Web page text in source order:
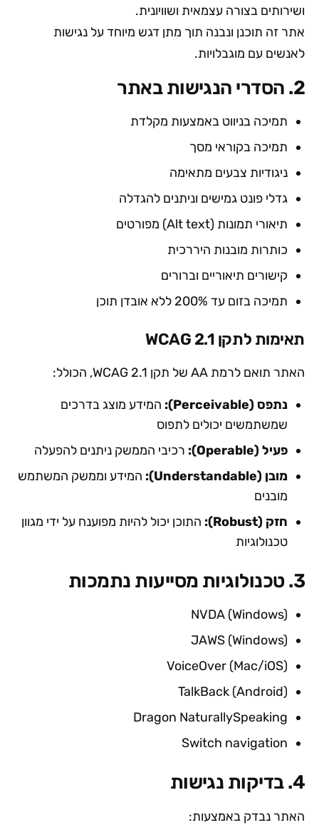
ושירותים בצורה עצמאית ושוויונית.
אתר זה תוכנן ונבנה תוך מתן דגש מיוחד על נגישות
לאנשים עם מוגבלויות.
2. הסדרי הנגישות באתר
תמיכה בניווט באמצעות מקלדת
תמיכה בקוראי מסך
ניגודיות צבעים מתאימה
גדלי פונט גמישים וניתנים להגדלה
תיאורי תמונות (Alt text) מפורטים
כותרות מובנות היררכית
קישורים תיאוריים וברורים
תמיכה בזום עד 200% ללא אובדן תוכן
תאימות לתקן WCAG 2.1
האתר תואם לרמת AA של תקן WCAG 2.1, הכולל:
נתפס (Perceivable):
המידע מוצג בדרכים
שמשתמשים יכולים לתפוס
פעיל (Operable):
רכיבי הממשק ניתנים להפעלה
מובן (Understandable):
המידע וממשק המשתמש
מובנים
חזק (Robust):
התוכן יכול להיות מפוענח על ידי מגוון
טכנולוגיות
3. טכנולוגיות מסייעות נתמכות
NVDA (Windows)
JAWS (Windows)
VoiceOver (Mac/iOS)
TalkBack (Android)
Dragon NaturallySpeaking
Switch navigation
4. בדיקות נגישות
האתר נבדק באמצעות: